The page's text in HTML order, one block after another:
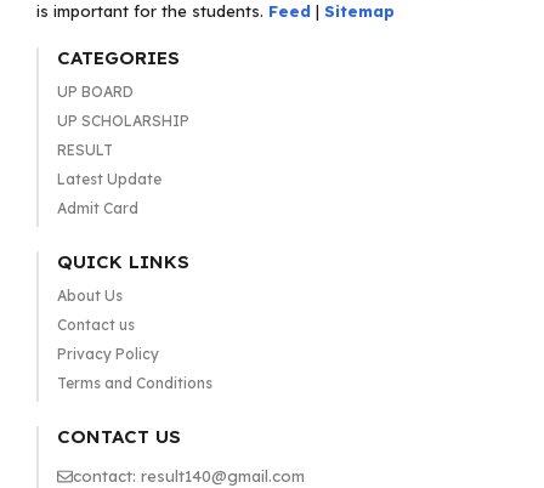
is important for the students. Feed | Sitemap
CATEGORIES
UP BOARD
UP SCHOLARSHIP
RESULT
Latest Update
Admit Card
QUICK LINKS
About Us
Contact us
Privacy Policy
Terms and Conditions
CONTACT US
contact: result140@gmail.com